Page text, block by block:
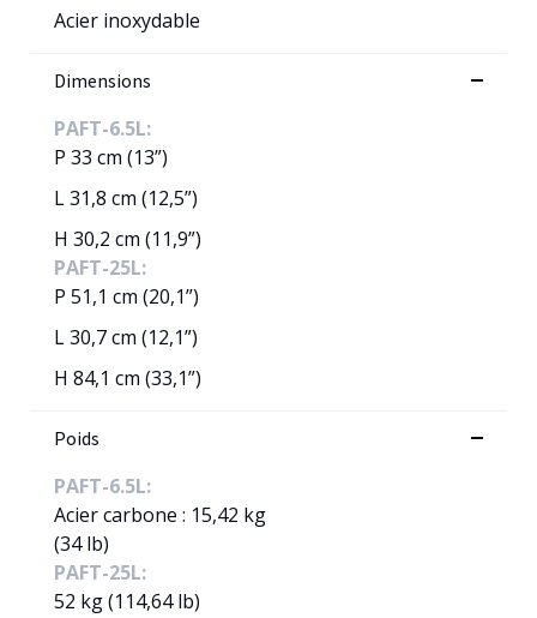
Acier inoxydable
Dimensions
PAFT-6.5L:
P 33 cm (13”)
L 31,8 cm (12,5”)
H 30,2 cm (11,9”)
PAFT-25L:
P 51,1 cm (20,1”)
L 30,7 cm (12,1”)
H 84,1 cm (33,1”)
Poids
PAFT-6.5L:
Acier carbone : 15,42 kg
(34 lb)
PAFT-25L:
52 kg (114,64 lb)